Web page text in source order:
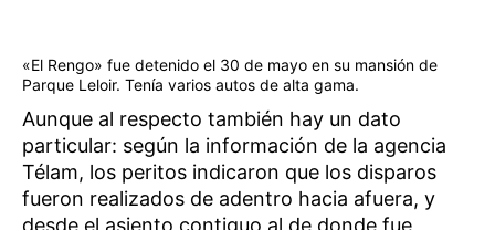
«El Rengo» fue detenido el 30 de mayo en su mansión de
Parque Leloir. Tenía varios autos de alta gama.
Aunque al respecto también hay un dato
particular: según la información de la agencia
Télam, los peritos indicaron que los disparos
fueron realizados de adentro hacia afuera, y